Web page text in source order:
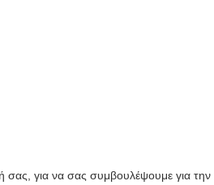
σας, για να σας συμβουλέψουμε για την